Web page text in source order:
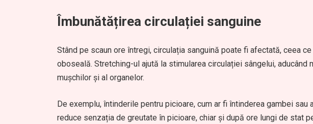
Îmbunătățirea circulației sanguine
Stând pe scaun ore întregi, circulația sanguină poate fi afectată, ceea
oboseală. Stretching-ul ajută la stimularea circulației sângelui, aducând
mușchilor și al organelor.
De exemplu, întinderile pentru picioare, cum ar fi întinderea gambei
reduce senzația de greutate în picioare, chiar și după ore lungi de stat